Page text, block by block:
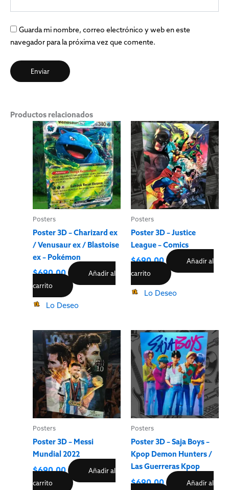
Guarda mi nombre, correo electrónico y web en este
navegador para la próxima vez que comente.
Productos relacionados
Posters
Poster 3D – Charizard ex
/ Venusaur ex / Blastoise
ex – Pokémon
$690.00
Añadir al
carrito
Lo Deseo
Posters
Poster 3D – Justice
League – Comics
$690.00
Añadir al
carrito
Lo Deseo
Posters
Poster 3D – Messi
Mundial 2022
$690.00
Añadir al
carrito
Posters
Poster 3D – Saja Boys –
Kpop Demon Hunters /
Las Guerreras Kpop
$690.00
Añadir al